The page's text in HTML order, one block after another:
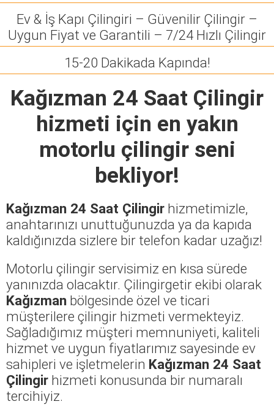
Ev & İş Kapı Çilingiri – Güvenilir Çilingir –
Uygun Fiyat ve Garantili – 7/24 Hızlı Çilingir
15-20 Dakikada Kapında!
Kağızman 24 Saat Çilingir
hizmeti için en yakın
motorlu çilingir seni
bekliyor!
Kağızman 24 Saat Çilingir hizmetimizle,
anahtarınızı unuttuğunuzda ya da kapıda
kaldığınızda sizlere bir telefon kadar uzağız!
Motorlu çilingir servisimiz en kısa sürede
yanınızda olacaktır. Çilingirgetir ekibi olarak
Kağızman bölgesinde özel ve ticari
müşterilere çilingir hizmeti vermekteyiz.
Sağladığımız müşteri memnuniyeti, kaliteli
hizmet ve uygun fiyatlarımız sayesinde ev
sahipleri ve işletmelerin Kağızman 24 Saat
Çilingir hizmeti konusunda bir numaralı
tercihiyiz.